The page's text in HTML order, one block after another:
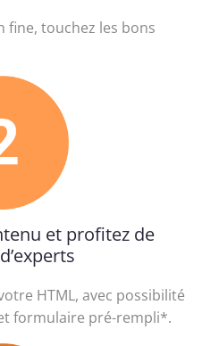
fine, touchez les bons
et profitez de
HTML, avec possibilité
formulaire pré-rempli*.